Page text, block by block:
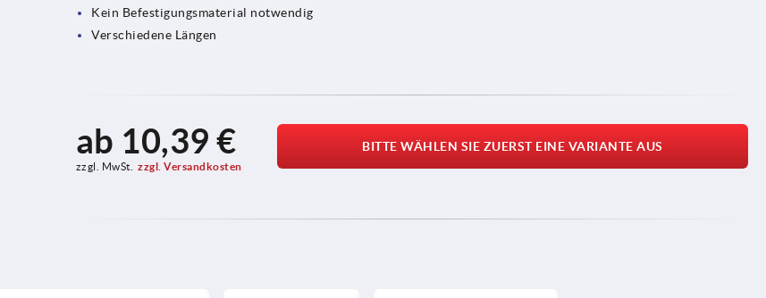
Kein Befestigungsmaterial notwendig
Verschiedene Längen
ab 10,39 €
zzgl. MwSt. zzgl. Versandkosten
BITTE WÄHLEN SIE ZUERST EINE VARIANTE AUS